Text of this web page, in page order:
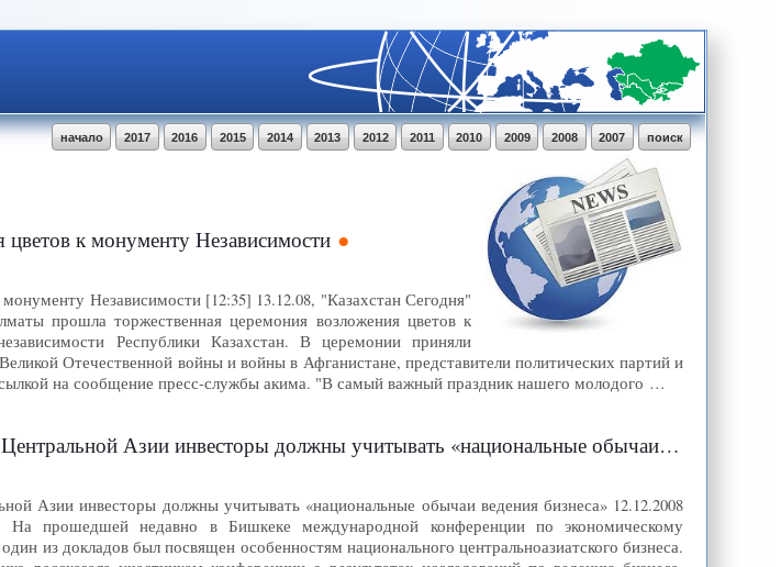
поиск
2007
2008
2009
2010
2011
2012
2013
2014
2015
2016
2017
начало
к монументу Независимости
Независимости [12:35] 13.12.08, "Казахстан Сегодня"
прошла торжественная церемония возложения цветов к
Республики Казахстан. В церемонии приняли
Отечественной войны и войны в Афганистане, представители политических партий и
на сообщение пресс-службы акима. "В самый важный праздник нашего молодого …
Азии инвесторы должны учитывать «национальные обычаи ведения бизнеса»
Азии инвесторы должны учитывать «национальные обычаи ведения бизнеса» 12.12.2008
На прошедшей недавно в Бишкеке международной конференции по экономическому
из докладов был посвящен особенностям национального центральноазиатского бизнеса.